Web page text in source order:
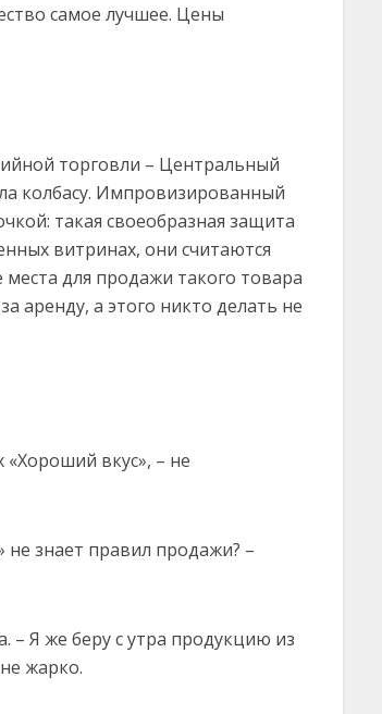
самое лучшее. Цены
торговли – Центральный
колбасу. Импровизированный
такая своеобразная защита
витринах, они считаются
для продажи такого товара
аренду, а этого никто делать не
«Хороший вкус», – не
знает правил продажи? –
Я же беру с утра продукцию из
жарко.